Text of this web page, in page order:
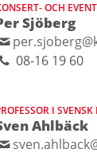
OCH
Sjöberg
08-16 19 60
I
Ahlbäck